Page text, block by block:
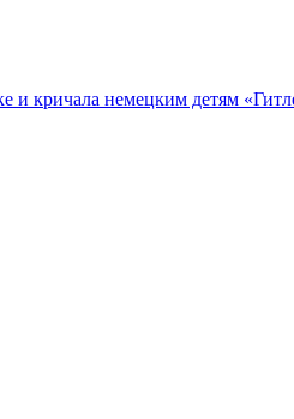
кричала немецким детям